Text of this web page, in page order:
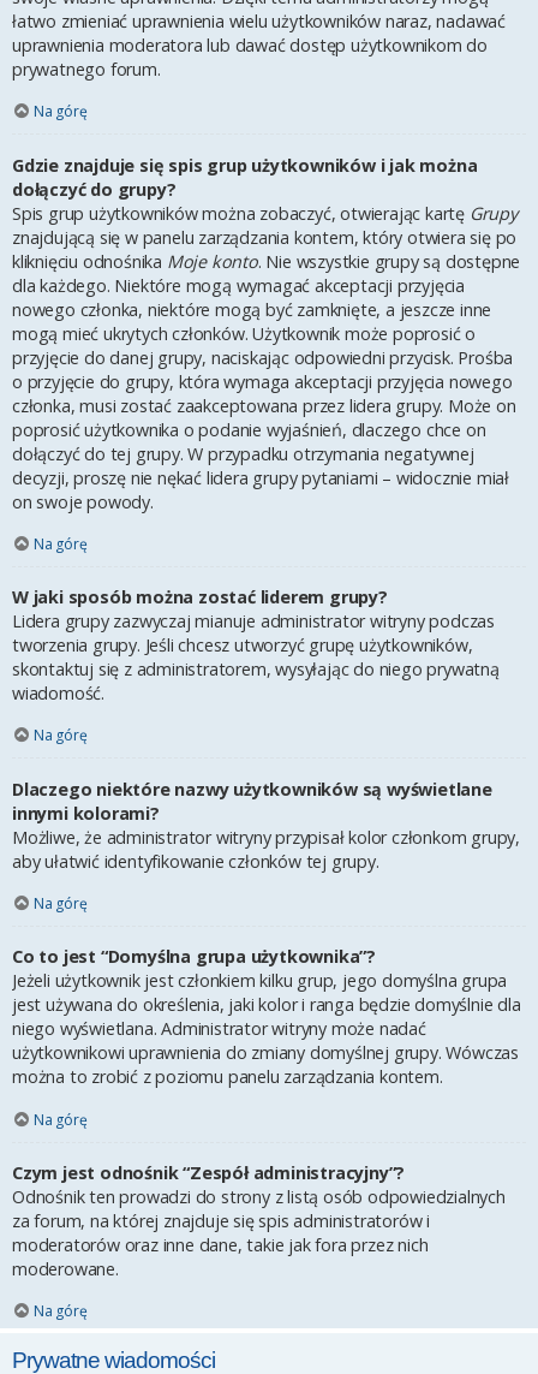
łatwo zmieniać uprawnienia wielu użytkowników naraz, nadawać
uprawnienia moderatora lub dawać dostęp użytkownikom do
prywatnego forum.
Na górę
Gdzie znajduje się spis grup użytkowników i jak można
dołączyć do grupy?
Spis grup użytkowników można zobaczyć, otwierając kartę Grupy
znajdującą się w panelu zarządzania kontem, który otwiera się po
kliknięciu odnośnika Moje konto. Nie wszystkie grupy są dostępne
dla każdego. Niektóre mogą wymagać akceptacji przyjęcia
nowego członka, niektóre mogą być zamknięte, a jeszcze inne
mogą mieć ukrytych członków. Użytkownik może poprosić o
przyjęcie do danej grupy, naciskając odpowiedni przycisk. Prośba
o przyjęcie do grupy, która wymaga akceptacji przyjęcia nowego
członka, musi zostać zaakceptowana przez lidera grupy. Może on
poprosić użytkownika o podanie wyjaśnień, dlaczego chce on
dołączyć do tej grupy. W przypadku otrzymania negatywnej
decyzji, proszę nie nękać lidera grupy pytaniami – widocznie miał
on swoje powody.
Na górę
W jaki sposób można zostać liderem grupy?
Lidera grupy zazwyczaj mianuje administrator witryny podczas
tworzenia grupy. Jeśli chcesz utworzyć grupę użytkowników,
skontaktuj się z administratorem, wysyłając do niego prywatną
wiadomość.
Na górę
Dlaczego niektóre nazwy użytkowników są wyświetlane
innymi kolorami?
Możliwe, że administrator witryny przypisał kolor członkom grupy,
aby ułatwić identyfikowanie członków tej grupy.
Na górę
Co to jest “Domyślna grupa użytkownika”?
Jeżeli użytkownik jest członkiem kilku grup, jego domyślna grupa
jest używana do określenia, jaki kolor i ranga będzie domyślnie dla
niego wyświetlana. Administrator witryny może nadać
użytkownikowi uprawnienia do zmiany domyślnej grupy. Wówczas
można to zrobić z poziomu panelu zarządzania kontem.
Na górę
Czym jest odnośnik “Zespół administracyjny”?
Odnośnik ten prowadzi do strony z listą osób odpowiedzialnych
za forum, na której znajduje się spis administratorów i
moderatorów oraz inne dane, takie jak fora przez nich
moderowane.
Na górę
Prywatne wiadomości